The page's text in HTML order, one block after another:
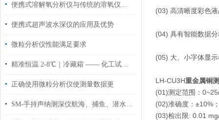
便携式溶解氧分析仪与传统的溶氧仪相比，具有诸多优点
便携式超声波水深仪的应用及优势
微粒分析仪性能满足要求
精准恒温 2-8℃｜冷藏箱 —— 化工试剂与样品存储的可靠之选
正确使用微粒分析仪使测量数据更
SM-手持声纳测深仪航海、捕鱼、潜水、海岸测量以及科学工作中的应用
(03) 高清晰度彩色
(04) 具有智能数据
(05) 大、小字体显
LH-CU3H重金属铜
(01)测定范围：
(02)准确度：±10%
(03)检出限: 0.01